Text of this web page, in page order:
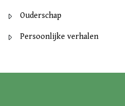
Ouderschap
Persoonlijke verhalen